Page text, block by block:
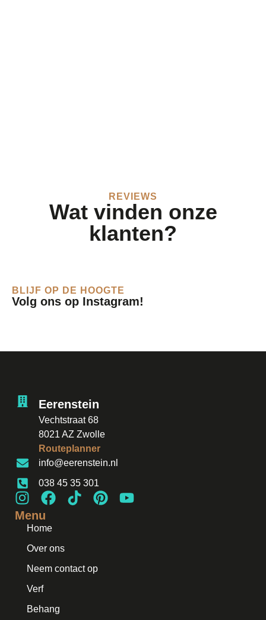
REVIEWS
Wat vinden onze
klanten?
BLIJF OP DE HOOGTE
Volg ons op Instagram!
Eerenstein
Vechtstraat 68
8021 AZ Zwolle
Routeplanner
info@eerenstein.nl
038 45 35 301
Menu
Home
Over ons
Neem contact op
Verf
Behang